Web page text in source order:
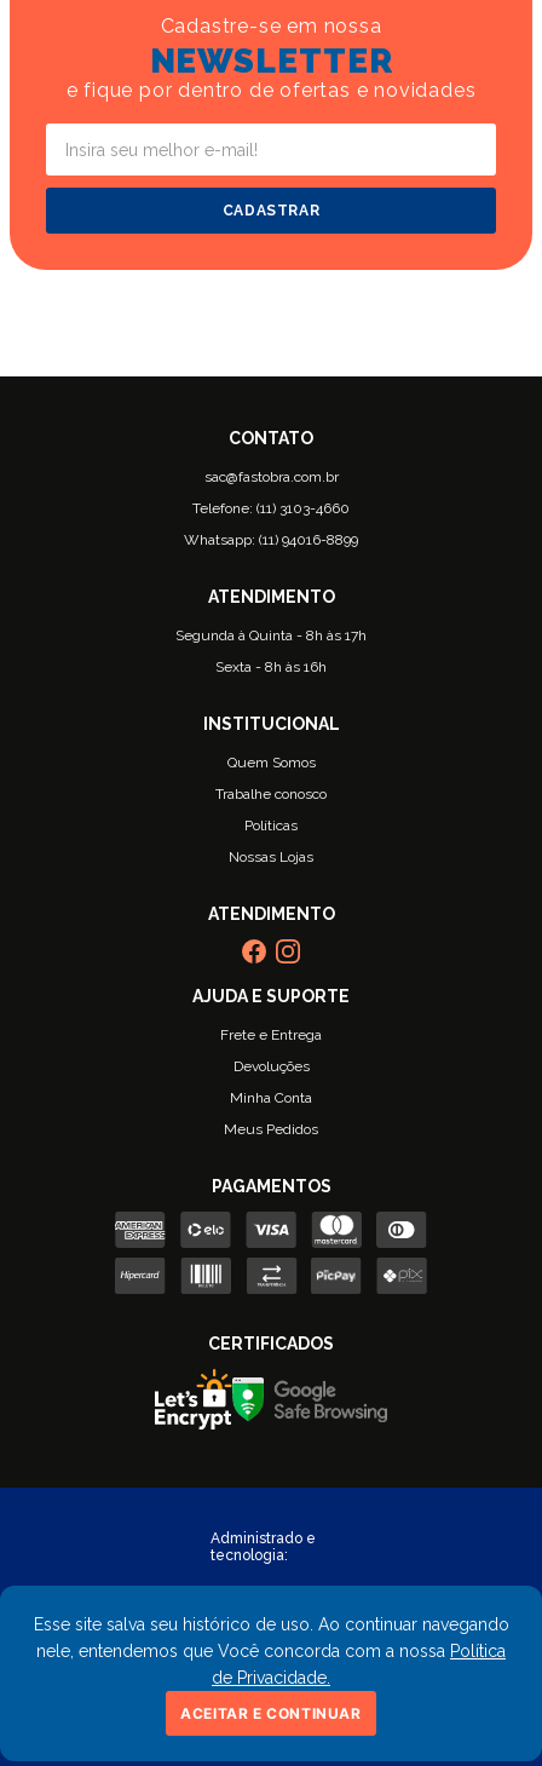
Esse site salva seu histórico de uso. Ao continuar navegando
nele, entendemos que Você concorda com a nossa Política
de Privacidade.
ACEITAR E CONTINUAR
Cadastre-se em nossa
NEWSLETTER
e fique por dentro de ofertas e novidades
CADASTRAR
sac@fastobra.com.br
Telefone: (11) 3103-4660
Whatsapp: (11) 94016-8899
Segunda à Quinta - 8h às 17h
Sexta - 8h às 16h
Quem Somos
Trabalhe conosco
Políticas
Nossas Lojas
Frete e Entrega
Devoluções
Minha Conta
Meus Pedidos
Copyright © 2023 - FastObra. Todos os direitos reservados.
CNPJ: 02.559.428/0001-02